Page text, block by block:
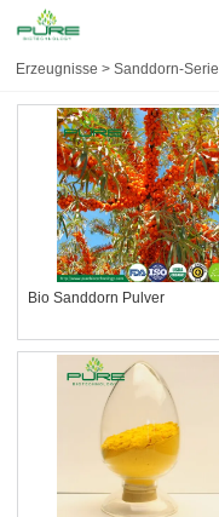
Erzeugnisse >Sanddorn-Serie
Bio Sanddorn Pulver